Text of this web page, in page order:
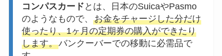
コンパスカード とは、日本のSuicaやPasmo
のようなもので、 お金をチャージした分だけ
使ったり、1ヶ月の定期券の購入ができたり
します。バンクーバーでの移動に必需品で